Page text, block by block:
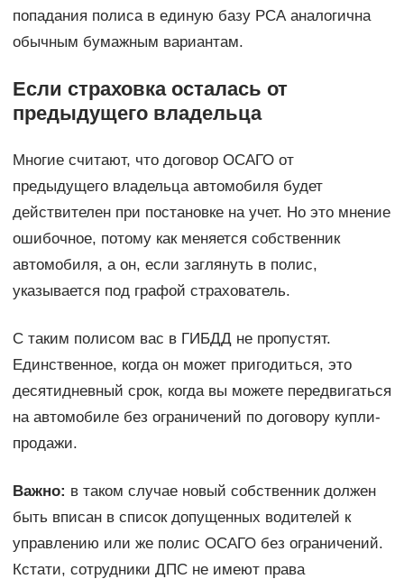
попадания полиса в единую базу РСА аналогична
обычным бумажным вариантам.
Если страховка осталась от
предыдущего владельца
Многие считают, что договор ОСАГО от
предыдущего владельца автомобиля будет
действителен при постановке на учет. Но это мнение
ошибочное, потому как меняется собственник
автомобиля, а он, если заглянуть в полис,
указывается под графой страхователь.
С таким полисом вас в ГИБДД не пропустят.
Единственное, когда он может пригодиться, это
десятидневный срок, когда вы можете передвигаться
на автомобиле без ограничений по договору купли-
продажи.
Важно: в таком случае новый собственник должен
быть вписан в список допущенных водителей к
управлению или же полис ОСАГО без ограничений.
Кстати, сотрудники ДПС не имеют права